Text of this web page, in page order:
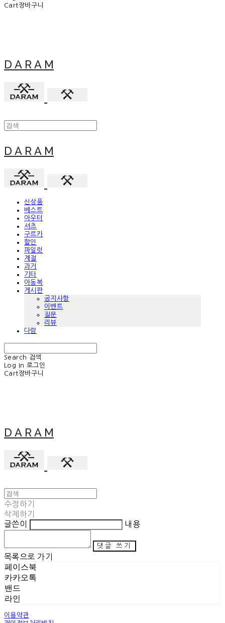
Cart장바구니
D A R A M
D A R A M
신상품
베스트
아우터
셔츠
구르카
할인
파일럿
계절
과거
기타
아동복
게시판
공지사항
이벤트
질문
리뷰
다람
Search
검색
Log In 로그인
Cart장바구니
D A R A M
수정하기
삭제하기
글쓴이
내용
댓글 쓰기
목록으로 가기
페이스북
카카오톡
밴드
라인
이용약관